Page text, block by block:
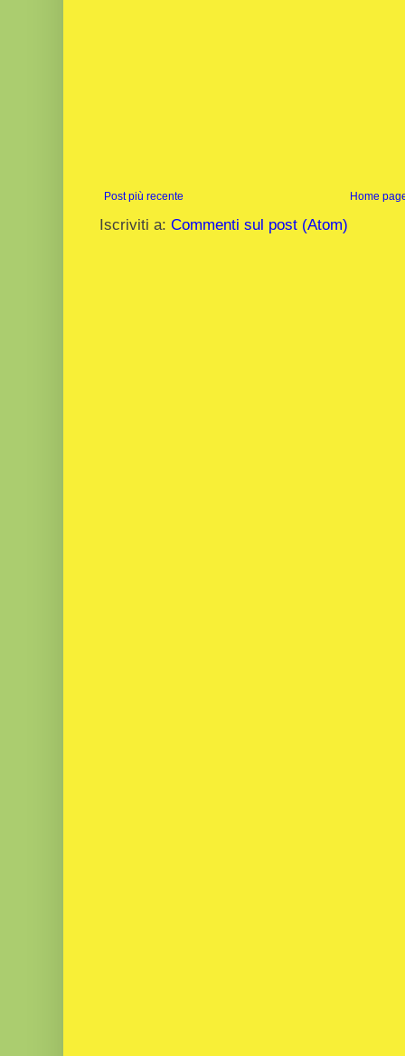
Post più recente Home
Iscriviti a: Commenti sul post (Atom)